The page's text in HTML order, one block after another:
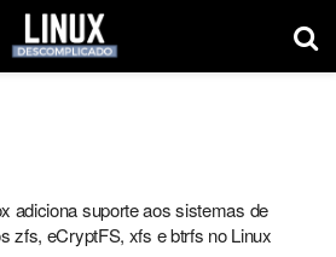
adiciona suporte aos sistemas de
zfs, eCryptFS, xfs e btrfs no Linux